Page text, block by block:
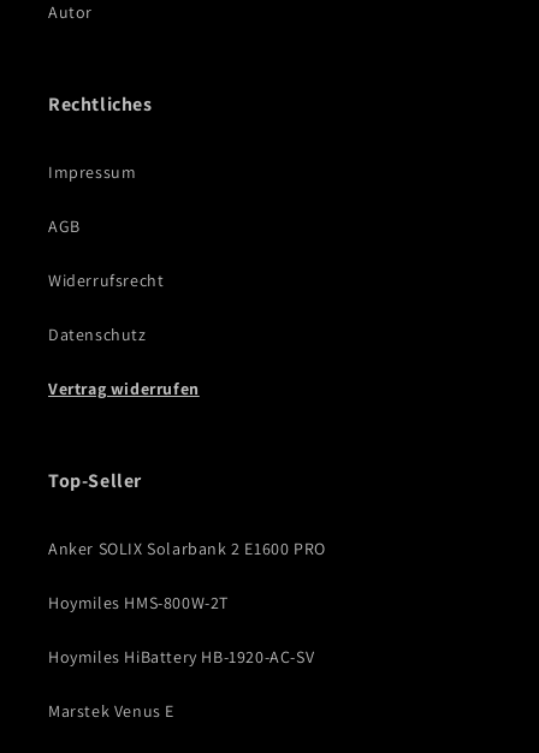
Autor
Rechtliches
Impressum
AGB
Widerrufsrecht
Datenschutz
Vertrag widerrufen
Top-Seller
Anker SOLIX Solarbank 2 E1600 PRO
Hoymiles HMS-800W-2T
Hoymiles HiBattery HB-1920-AC-SV
Marstek Venus E